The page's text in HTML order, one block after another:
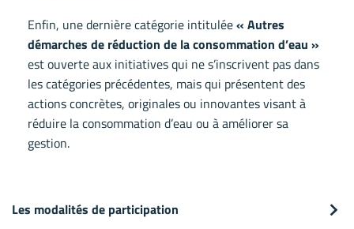
Enfin, une dernière catégorie intitulée« Autres
démarches de réduction de la consommation d’eau »
est ouverte aux initiatives qui ne s’inscrivent pas dans
les catégories précédentes, mais qui présentent des
actions concrètes, originales ou innovantes visant à
réduire la consommation d’eau ou à améliorer sa
gestion.
Les modalités de participation